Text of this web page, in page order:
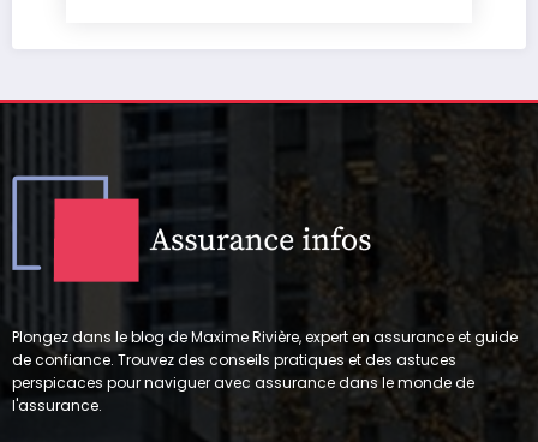
Plongez dans le blog de Maxime Rivière, expert en assurance et guide
de confiance. Trouvez des conseils pratiques et des astuces
perspicaces pour naviguer avec assurance dans le monde de
l'assurance.